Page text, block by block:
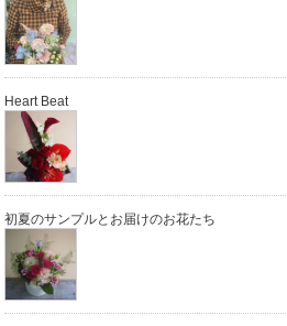
Heart Beat
初夏のサンプルとお届けのお花たち